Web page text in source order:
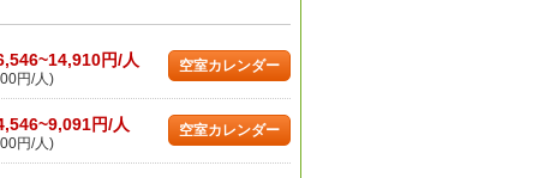
円/人
円/人)
空室カレンダー
円/人
円/人)
空室カレンダー